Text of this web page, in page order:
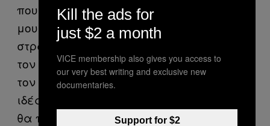
που έφερε τον Ρονάλντο στα χνάρια
μου. Ξέρω, όμως, πως αν όλα πάνε
στραβά στη ζωή μου έχω πάντα ανοιχτό
τον δρόμο να γίνω τρελός και να μηνύσω
τον Ρονάλντο επειδή μου έκλεψε την
ιδέα. Δεν θα καταφέρω τίποτα, αλλά
θα πάρω τα 15 λεπτά δημοσιότητας που
Kill the ads for
just $2 a month
VICE membership also gives you access to
our very best writing and exclusive new
documentaries.
Support for $2